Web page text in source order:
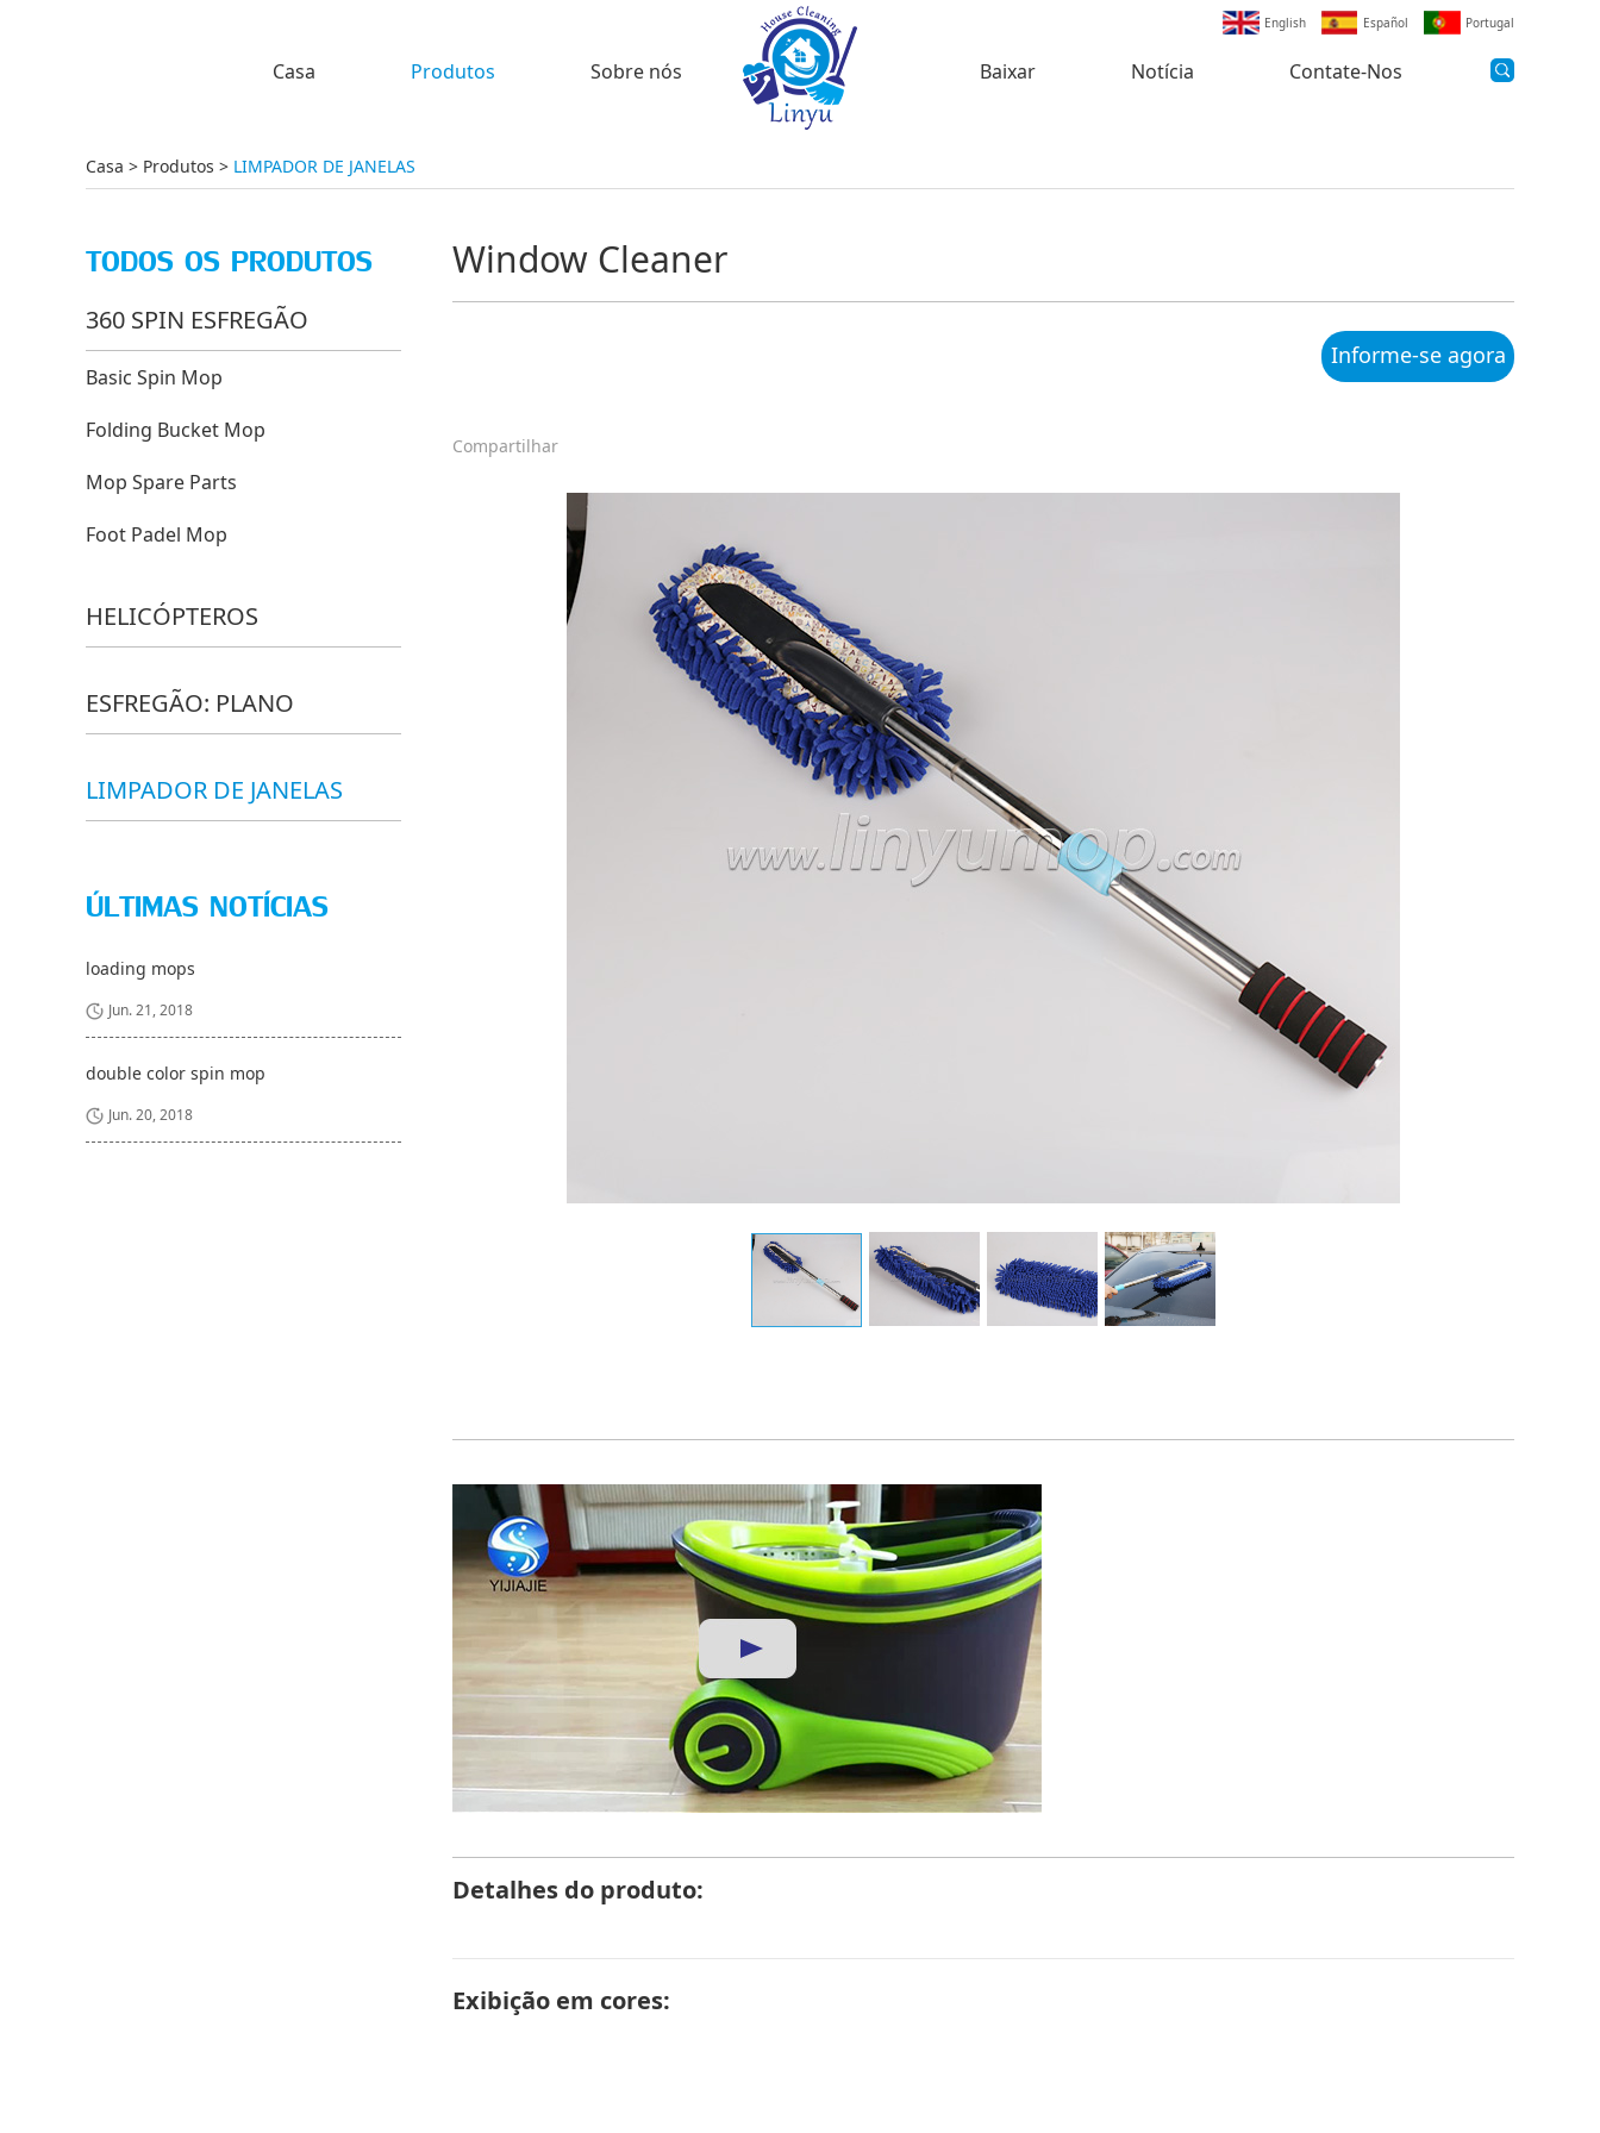
English Español Portugal
Casa Produtos Sobre nós Baixar Notícia Contate-Nos
Casa > Produtos > LIMPADOR DE JANELAS
Window Cleaner
Informe-se agora
Compartilhar
Detalhes do produto:
Exibição em cores:
TODOS OS PRODUTOS
360 SPIN ESFREGÃO
Basic Spin Mop
Folding Bucket Mop
Mop Spare Parts
Foot Padel Mop
HELICÓPTEROS
ESFREGÃO: PLANO
LIMPADOR DE JANELAS
ÚLTIMAS NOTÍCIAS
loading mops
Jun. 21, 2018
double color spin mop
Jun. 20, 2018